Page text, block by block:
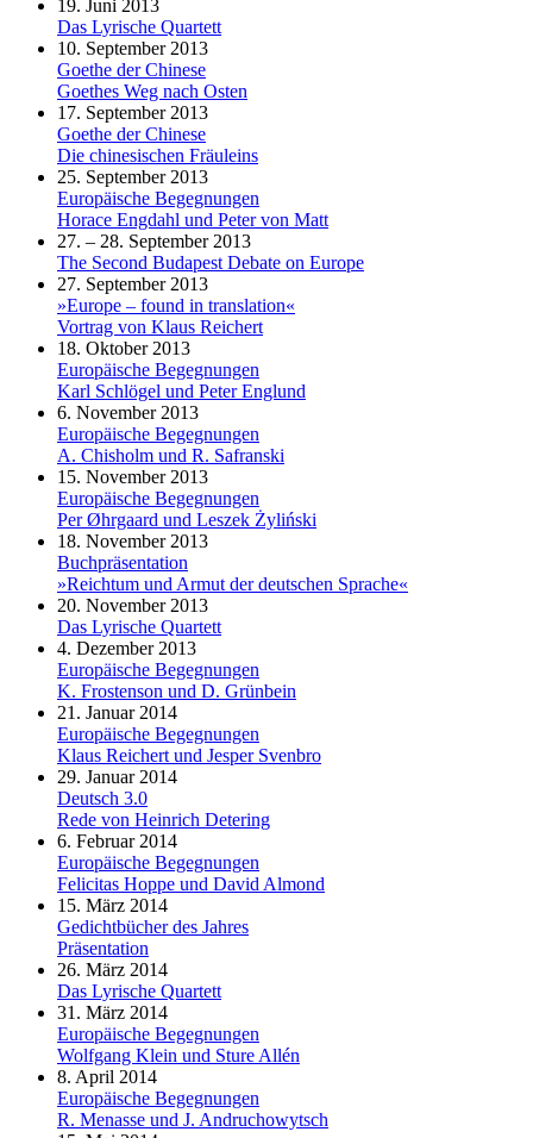
19. Juni 2013
Das Lyrische Quartett
10. September 2013
Goethe der Chinese
Goethes Weg nach Osten
17. September 2013
Goethe der Chinese
Die chinesischen Fräuleins
25. September 2013
Europäische Begegnungen
Horace Engdahl und Peter von Matt
27. – 28. September 2013
The Second Budapest Debate on Europe
27. September 2013
»Europe – found in translation«
Vortrag von Klaus Reichert
18. Oktober 2013
Europäische Begegnungen
Karl Schlögel und Peter Englund
6. November 2013
Europäische Begegnungen
A. Chisholm und R. Safranski
15. November 2013
Europäische Begegnungen
Per Øhrgaard und Leszek Żyliński
18. November 2013
Buchpräsentation
»Reichtum und Armut der deutschen Sprache«
20. November 2013
Das Lyrische Quartett
4. Dezember 2013
Europäische Begegnungen
K. Frostenson und D. Grünbein
21. Januar 2014
Europäische Begegnungen
Klaus Reichert und Jesper Svenbro
29. Januar 2014
Deutsch 3.0
Rede von Heinrich Detering
6. Februar 2014
Europäische Begegnungen
Felicitas Hoppe und David Almond
15. März 2014
Gedichtbücher des Jahres
Präsentation
26. März 2014
Das Lyrische Quartett
31. März 2014
Europäische Begegnungen
Wolfgang Klein und Sture Allén
8. April 2014
Europäische Begegnungen
R. Menasse und J. Andruchowytsch